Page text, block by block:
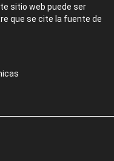
sitio web puede ser
que se cite la fuente de